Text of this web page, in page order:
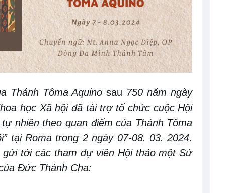
Thánh Tôma Aquino sau 750 năm ngày
học Xã hội đã tài trợ tổ chức cuộcHội
nhiên theo quan điểm của Thánh Tôma
tại Roma trong 2 ngày 07-08. 03. 2024.
gửi tới các tham dự viên Hội thảomột Sứ
Đức Thánh Cha: